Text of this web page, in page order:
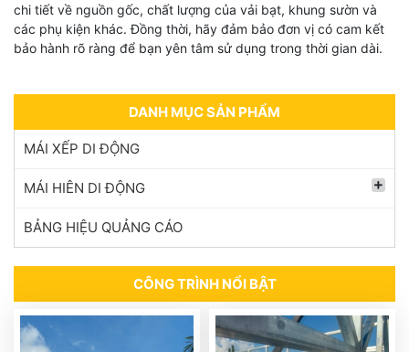
DANH MỤC SẢN PHẨM
MÁI XẾP DI ĐỘNG
MÁI HIÊN DI ĐỘNG
BẢNG HIỆU QUẢNG CÁO
CÔNG TRÌNH NỔI BẬT
chi tiết về nguồn gốc, chất lượng của vải bạt, khung sườn và
các phụ kiện khác. Đồng thời, hãy đảm bảo đơn vị có cam kết
bảo hành rõ ràng để bạn yên tâm sử dụng trong thời gian dài.